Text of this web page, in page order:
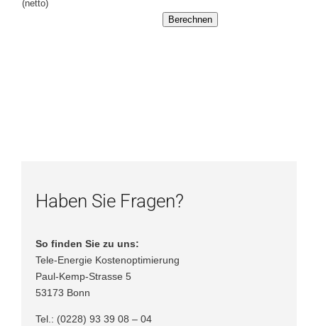
(netto)
Berechnen
Haben Sie Fragen?
So finden Sie zu uns:
Tele-Energie Kostenoptimierung
Paul-Kemp-Strasse 5
53173 Bonn
Tel.: (0228) 93 39 08 – 04